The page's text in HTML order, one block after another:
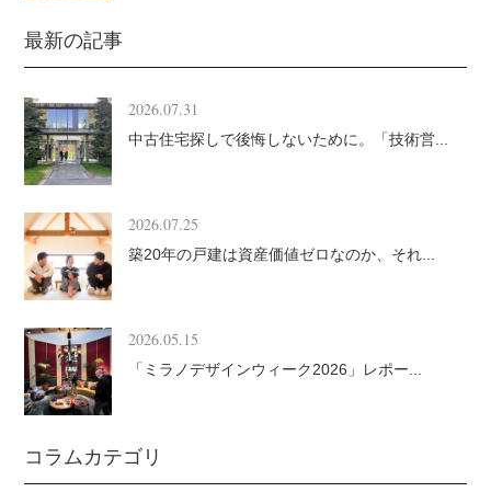
最新の記事
2026.07.31
中古住宅探しで後悔しないために。「技術営...
2026.07.25
築20年の戸建は資産価値ゼロなのか、それ...
2026.05.15
「ミラノデザインウィーク2026」レポー...
コラムカテゴリ